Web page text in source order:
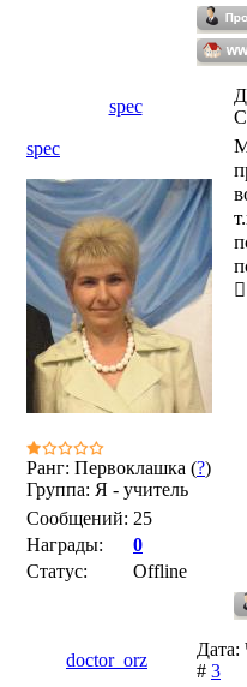
spec
spec
Ранг: Первоклашка (?)
Группа: Я - учитель
Сообщений: 25
Награды:
0
Статус:
Offline
doctor_orz
Дата:
# 3